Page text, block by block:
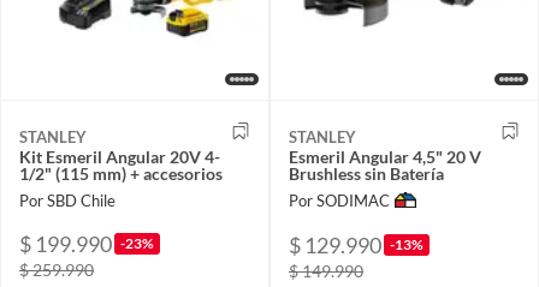
STANLEY
Kit Esmeril Angular 20V 4-
1/2" (115 mm) + accesorios
Por SBD Chile
$ 199.990 -23%
$ 259.990
STANLEY
Esmeril Angular 4,5" 20 V
Brushless sin Batería
Por SODIMAC
$ 129.990 -13%
$ 149.990